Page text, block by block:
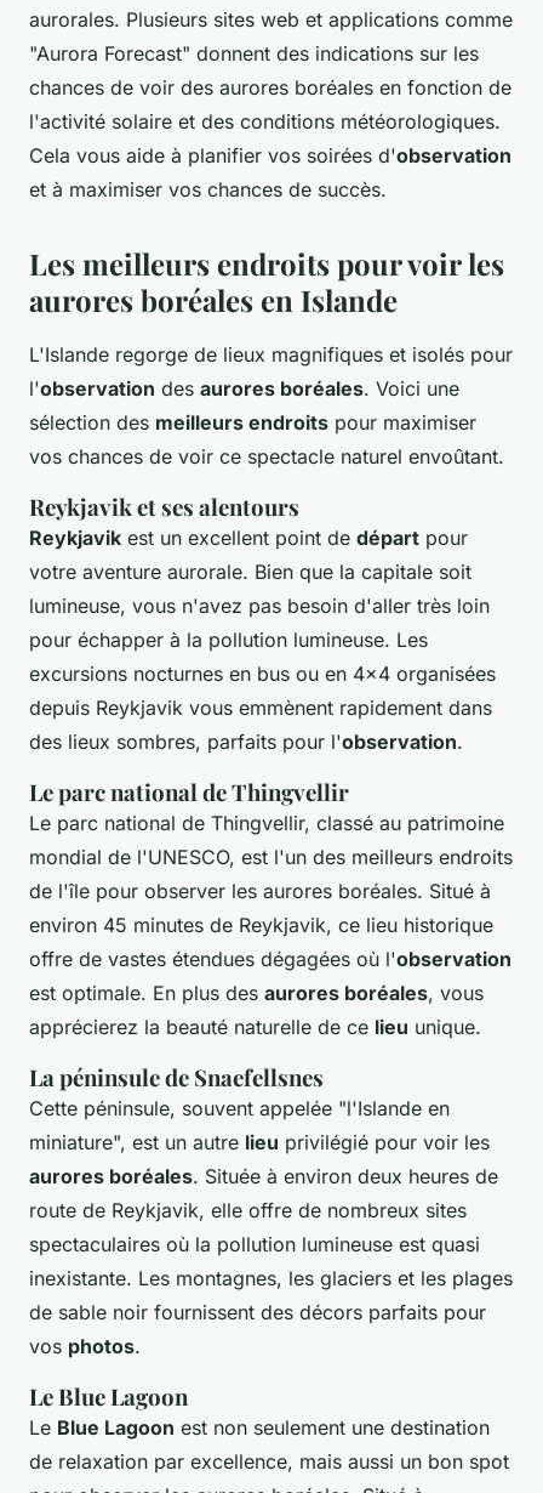
aurorales. Plusieurs sites web et applications comme
"Aurora Forecast" donnent des indications sur les
chances de voir des aurores boréales en fonction de
l'activité solaire et des conditions météorologiques.
Cela vous aide à planifier vos soirées d'observation
et à maximiser vos chances de succès.
Les meilleurs endroits pour voir les
aurores boréales en Islande
L'Islande regorge de lieux magnifiques et isolés pour
l'observation des aurores boréales. Voici une
sélection des meilleurs endroits pour maximiser
vos chances de voir ce spectacle naturel envoûtant.
Reykjavik et ses alentours
Reykjavik est un excellent point de départ pour
votre aventure aurorale. Bien que la capitale soit
lumineuse, vous n'avez pas besoin d'aller très loin
pour échapper à la pollution lumineuse. Les
excursions nocturnes en bus ou en 4x4 organisées
depuis Reykjavik vous emmènent rapidement dans
des lieux sombres, parfaits pour l'observation.
Le parc national de Thingvellir
Le parc national de Thingvellir, classé au patrimoine
mondial de l'UNESCO, est l'un des meilleurs endroits
de l'île pour observer les aurores boréales. Situé à
environ 45 minutes de Reykjavik, ce lieu historique
offre de vastes étendues dégagées où l'observation
est optimale. En plus des aurores boréales, vous
apprécierez la beauté naturelle de ce lieu unique.
La péninsule de Snaefellsnes
Cette péninsule, souvent appelée "l'Islande en
miniature", est un autre lieu privilégié pour voir les
aurores boréales. Située à environ deux heures de
route de Reykjavik, elle offre de nombreux sites
spectaculaires où la pollution lumineuse est quasi
inexistante. Les montagnes, les glaciers et les plages
de sable noir fournissent des décors parfaits pour
vos photos.
Le Blue Lagoon
Le Blue Lagoon est non seulement une destination
de relaxation par excellence, mais aussi un bon spot